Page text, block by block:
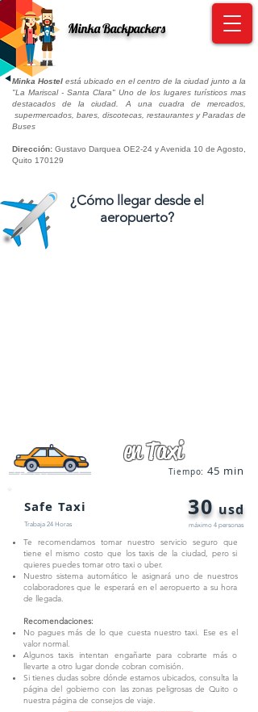
Minka Backpackers
Minka Hostel está ubicado en el centro de la ciudad junto a la
"La Mariscal - Santa Clara" Uno de los lugares turísticos mas
destacados de la ciudad. A una cuadra de mercados,
supermercados, bares, discotecas, restaurantes y Paradas de
Buses
Dirección: Gustavo Darquea OE2-24 y Avenida 10 de Agosto,
Quito 170129
¿Cómo llegar desde el
aeropuerto?
INFORMACION IMPORTANTE
en Taxi
Tiempo: 45 min
Safe Taxi
Trabaja 24 Horas
30 usd
máximo4 personas
Te recomendamos tomar nuestro servicio seguro que
tiene el mismo costo que los taxis de la ciudad, pero si
quieres puedes tomar otro taxi o uber.
Nuestro sistema automático le asignará uno de nuestros
colaboradores que le esperará en el aeropuerto a su hora
de llegada.
Recomendaciones:
No pagues más de lo que cuesta nuestro taxi. Ese es el
valor normal.
Algunos taxis intentan engañarte para cobrarte más o
llevarte a otro lugar donde cobran comisión.
Si tienes dudas sobre dónde estamos ubicados, consulta la
página del gobierno con las zonas peligrosas de Quito o
nuestra página de consejos de viaje.